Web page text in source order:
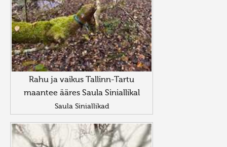
Rahu ja vaikus Tallinn-Tartu
maantee ääres Saula Siniallikal
Saula Siniallikad